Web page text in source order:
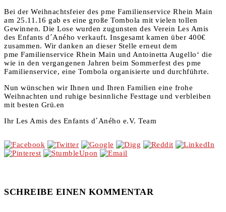
Bei der Weihnachtsfeier des pme Familienservice Rhein Main
am 25.11.16 gab es eine große Tombola mit vielen tollen
Gewinnen. Die Lose wurden zugunsten des Verein Les Amis
des Enfants d´Aného verkauft. Insgesamt kamen über 400€
zusammen. Wir danken an dieser Stelle erneut dem
pme Familienservice Rhein Main und Antoinetta Augello‘ die
wie in den vergangenen Jahren beim Sommerfest des pme
Familienservice, eine Tombola organisierte und durchführte.
Nun wünschen wir Ihnen und Ihren Familien eine frohe
Weihnachten und ruhige besinnliche Festtage und verbleiben
mit besten Grü.en
Ihr Les Amis des Enfants d´Aného e.V. Team
SCHREIBE EINEN KOMMENTAR